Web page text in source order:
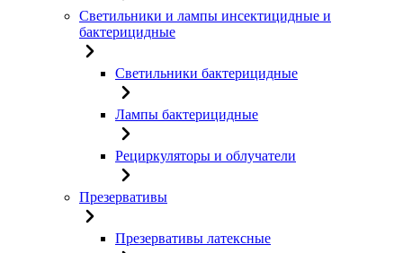
Светильники и лампы инсектицидные и
бактерицидные
Светильники бактерицидные
Лампы бактерицидные
Рециркуляторы и облучатели
Презервативы
Презервативы латексные